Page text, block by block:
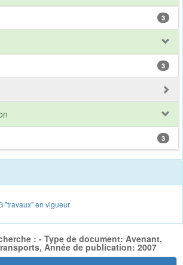
3
3
3
"travaux" en vigueur
: - Type de document: Avenant,
Année de publication: 2007